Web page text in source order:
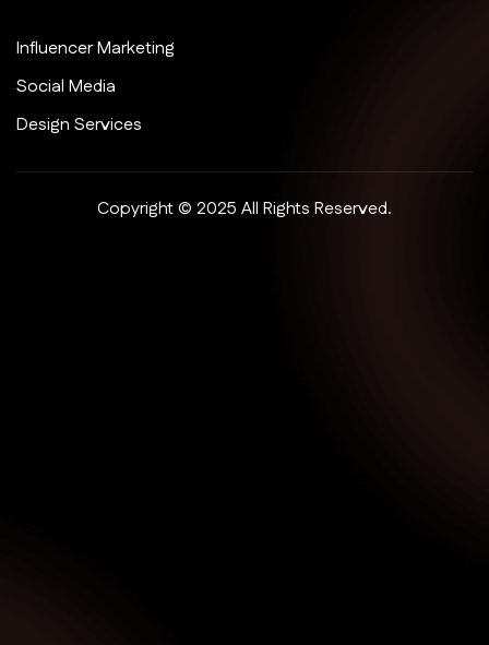
Influencer Marketing
Social Media
Design Services
Copyright © 2025 All Rights Reserved.